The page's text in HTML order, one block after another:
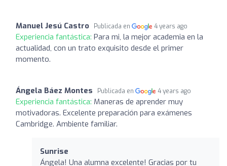
Manuel Jesú Castro Publicada en 4 years ago
Experiencia fantástica: Para mi, la mejor academia en la
actualidad, con un trato exquisito desde el primer
momento.
Ángela Báez Montes Publicada en 4 years ago
Experiencia fantástica: Maneras de aprender muy
motivadoras. Excelente preparación para exámenes
Cambridge. Ambiente familiar.
Sunrise
Ángela! Una alumna excelente! Gracias por tu